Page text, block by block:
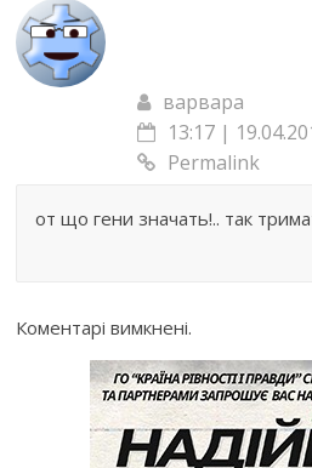
варвара
13:17 |
Permalink
от що гени значать!.. так
Коментарі вимкнені.